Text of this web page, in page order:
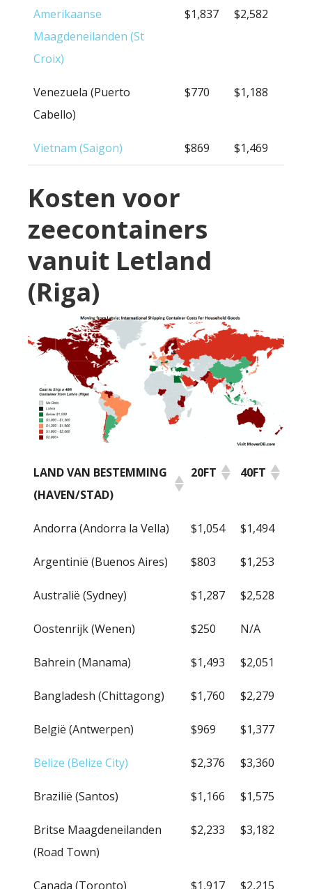
Amerikaanse
Maagdeneilanden (St
Croix)
$1,837 $2,582
Venezuela (Puerto
Cabello)
$770 $1,188
Vietnam (Saigon) $869 $1,469
Kosten voor
zeecontainers
vanuit Letland
(Riga)
LAND VAN BESTEMMING
(HAVEN/STAD)
20FT 40FT
LAND VAN BESTEMMING
20FT 40FT
Andorra (Andorra la Vella) $1,054 $1,494
Argentinië (Buenos Aires) $803 $1,253
Australië (Sydney) $1,287 $2,528
Oostenrijk (Wenen) $250 N/A
Bahrein (Manama) $1,493 $2,051
Bangladesh (Chittagong) $1,760 $2,279
België (Antwerpen) $969 $1,377
Belize (Belize City) $2,376 $3,360
Brazilië (Santos) $1,166 $1,575
Britse Maagdeneilanden
(Road Town)
$2,233 $3,182
Canada (Toronto) $1,917 $2,215